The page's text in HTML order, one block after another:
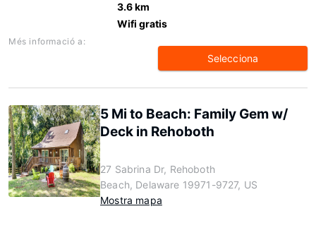
3.6 km
Wifi gratis
Més informació a:
Selecciona
5 Mi to Beach: Family Gem w/
Deck in Rehoboth
27 Sabrina Dr, Rehoboth
Beach, Delaware 19971-9727, US
Mostra mapa